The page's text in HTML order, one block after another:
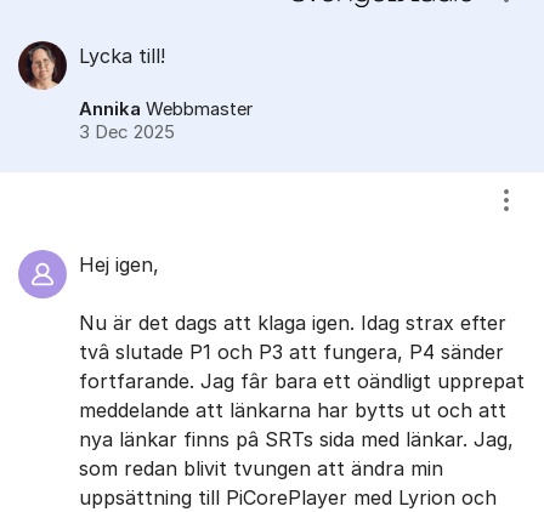
Lycka till!
Annika Webbmaster
3 Dec 2025
Hej igen,
Nu är det dags att klaga igen. Idag strax efter
tvâ slutade P1 och P3 att fungera, P4 sänder
fortfarande. Jag fâr bara ett oändligt upprepat
meddelande att länkarna har bytts ut och att
nya länkar finns pâ SRTs sida med länkar. Jag,
som redan blivit tvungen att ändra min
uppsättning till PiCorePlayer med Lyrion och